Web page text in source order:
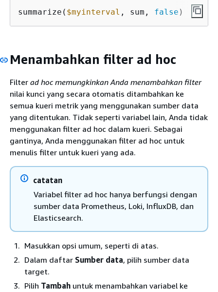
summarize( $myinterval , sum, false )
Menambahkan filter ad hoc
Filter ad hoc memungkinkan Anda menambahkan filter
nilai kunci yang secara otomatis ditambahkan ke
semua kueri metrik yang menggunakan sumber data
yang ditentukan. Tidak seperti variabel lain, Anda tidak
menggunakan filter ad hoc dalam kueri. Sebagai
gantinya, Anda menggunakan filter ad hoc untuk
menulis filter untuk kueri yang ada.
catatan
Variabel filter ad hoc hanya berfungsi dengan
sumber data Prometheus, Loki, InfluxDB, dan
Elasticsearch.
Masukkan opsi umum, seperti di atas.
Dalam daftar Sumber data, pilih sumber data
target.
Pilih Tambah untuk menambahkan variabel ke